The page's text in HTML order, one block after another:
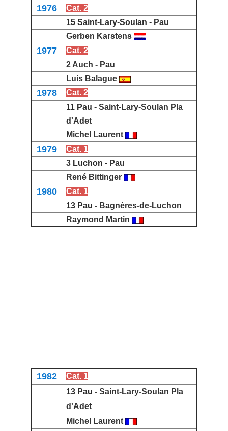
1976
Cat. 2
15 Saint-Lary-Soulan - Pau
Gerben Karstens
1977
Cat. 2
2 Auch - Pau
Luis Balague
1978
Cat. 2
11 Pau - Saint-Lary-Soulan Pla
d'Adet
Michel Laurent
1979
Cat. 1
3 Luchon - Pau
René Bittinger
1980
Cat. 1
13 Pau - Bagnères-de-Luchon
Raymond Martin
1982
Cat. 1
13 Pau - Saint-Lary-Soulan Pla
d'Adet
Michel Laurent